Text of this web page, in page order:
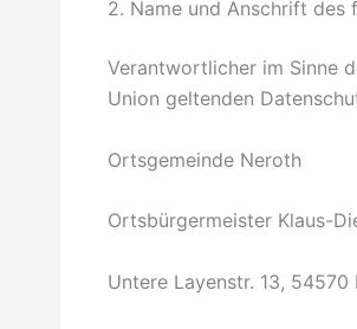
2. Name und Anschrift des
Verantwortlicher im Sinne
Union geltenden
Ortsgemeinde Neroth
Ortsbürgermeister Klaus-
Untere Layenstr. 13, 54570